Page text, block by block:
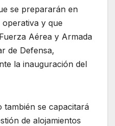
se prepararán en
y que
Aérea y Armada
de Defensa,
la inauguración del
también se capacitará
de alojamientos